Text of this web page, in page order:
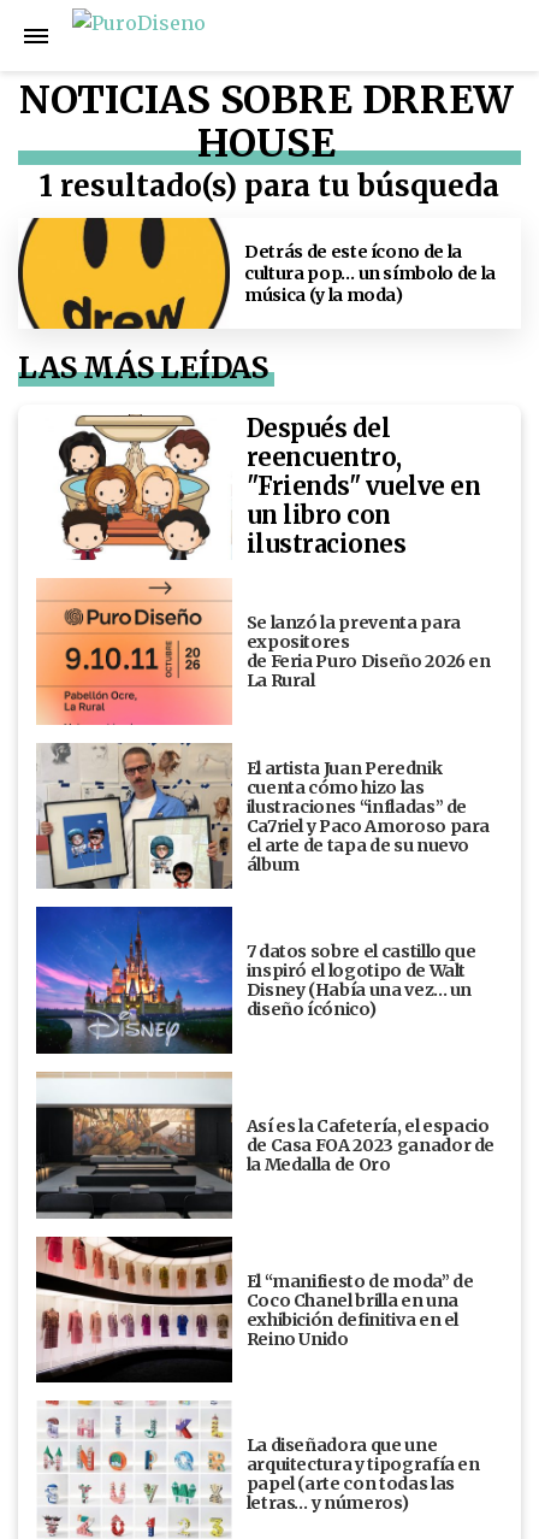
NOTICIAS SOBRE DRREW
HOUSE
1 resultado(s) para tu búsqueda
Detrás de este ícono de la
cultura pop… un símbolo de la
música (y la moda)
LAS MÁS LEÍDAS
Después del
reencuentro,
"Friends" vuelve en
un libro con
ilustraciones
Se lanzó la preventa para
expositores
de Feria Puro Diseño 2026 en
La Rural
El artista Juan Perednik
cuenta cómo hizo las
ilustraciones “infladas” de
Ca7riel y Paco Amoroso para
el arte de tapa de su nuevo
álbum
7 datos sobre el castillo que
inspiró el logotipo de Walt
Disney (Había una vez... un
diseño ícónico)
Así es la Cafetería, el espacio
de Casa FOA 2023 ganador de
la Medalla de Oro
El “manifiesto de moda” de
Coco Chanel brilla en una
exhibición definitiva en el
Reino Unido
La diseñadora que une
arquitectura y tipografía en
papel (arte con todas las
letras… y números)